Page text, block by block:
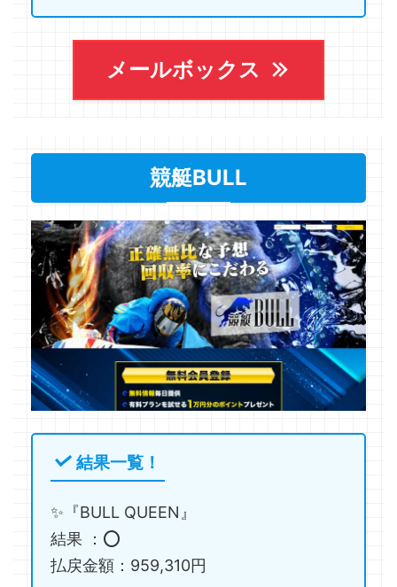
メールボックス
競艇BULL
結果一覧！
✨『BULL QUEEN』
結果 ：⭕️
払戻金額：959,310円